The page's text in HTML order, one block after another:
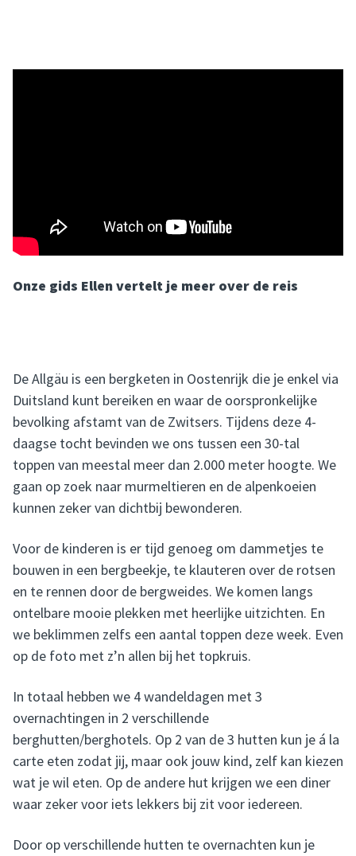
Onze gids Ellen vertelt je meer over de reis
De Allgäu is een bergketen in Oostenrijk die je enkel via
Duitsland kunt bereiken en waar de oorspronkelijke
bevolking afstamt van de Zwitsers. Tijdens deze 4-
daagse tocht bevinden we ons tussen een 30-tal
toppen van meestal meer dan 2.000 meter hoogte. We
gaan op zoek naar murmeltieren en de alpenkoeien
kunnen zeker van dichtbij bewonderen.
Voor de kinderen is er tijd genoeg om dammetjes te
bouwen in een bergbeekje, te klauteren over de rotsen
en te rennen door de bergweides. We komen langs
ontelbare mooie plekken met heerlijke uitzichten. En
we beklimmen zelfs een aantal toppen deze week. Even
op de foto met z’n allen bij het topkruis.
In totaal hebben we 4 wandeldagen met 3
overnachtingen in 2 verschillende
berghutten/berghotels. Op 2 van de 3 hutten kun je á la
carte eten zodat jij, maar ook jouw kind, zelf kan kiezen
wat je wil eten. Op de andere hut krijgen we een diner
waar zeker voor iets lekkers bij zit voor iedereen.
Door op verschillende hutten te overnachten kun je